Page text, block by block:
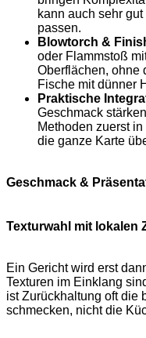
kann auch sehr
passen.
Blowtorch &
oder Flammstoß
Oberflächen, ohne
Fische mit dünner
Praktische
Geschmack
Methoden zuerst
die ganze Karte
Geschmack &
Texturwahl mit lokalen
Ein Gericht wird erst
Texturen im Einklang
ist Zurückhaltung oft die
schmecken, nicht die